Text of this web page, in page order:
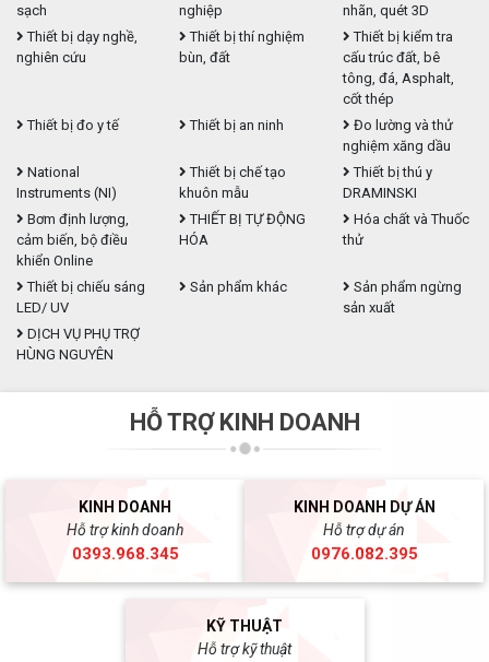
sạch
nghiệp
nhãn, quét 3D
Thiết bị dạy nghề,
nghiên cứu
Thiết bị thí nghiệm
bùn, đất
Thiết bị kiểm tra
cấu trúc đất, bê
tông, đá, Asphalt,
cốt thép
Thiết bị đo y tế
Thiết bị an ninh
Đo lường và thử
nghiệm xăng dầu
National
Instruments (NI)
Thiết bị chế tạo
khuôn mẫu
Thiết bị thú y
DRAMINSKI
Bơm định lượng,
cảm biến, bộ điều
khiển Online
THIẾT BỊ TỰ ĐỘNG
HÓA
Hóa chất và Thuốc
thử
Thiết bị chiếu sáng
LED/ UV
Sản phẩm khác
Sản phẩm ngừng
sản xuất
DỊCH VỤ PHỤ TRỢ
HÙNG NGUYÊN
HỖ TRỢ KINH DOANH
KINH DOANH
Hỗ trợ kinh doanh
0393.968.345
KINH DOANH DỰ ÁN
Hỗ trợ dự án
0976.082.395
KỸ THUẬT
Hỗ trợ kỹ thuật